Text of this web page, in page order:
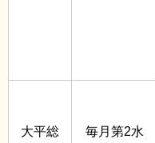
大平総
毎月第2水